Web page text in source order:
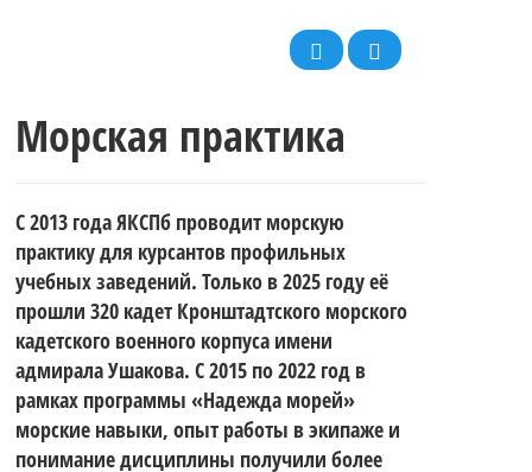
Морская практика
С 2013 года ЯКСПб проводит морскую
практику для курсантов профильных
учебных заведений. Только в 2025 году её
прошли 320 кадет Кронштадтского морского
кадетского военного корпуса имени
адмирала Ушакова. С 2015 по 2022 год в
рамках программы «Надежда морей»
морские навыки, опыт работы в экипаже и
понимание дисциплины получили более